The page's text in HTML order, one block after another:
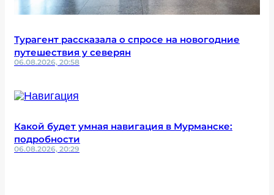
Турагент рассказала о спросе на новогодние
путешествия у северян
06.08.2026, 20:58
Какой будет умная навигация в Мурманске:
подробности
06.08.2026, 20:29